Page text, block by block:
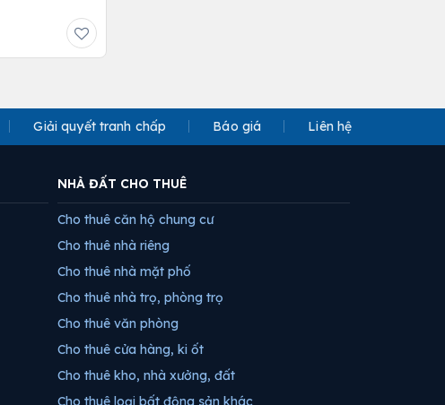
Giải quyết tranh chấp Báo giá Liên hệ
NHÀ ĐẤT CHO THUÊ
Cho thuê căn hộ chung cư
Cho thuê nhà riêng
Cho thuê nhà mặt phố
Cho thuê nhà trọ, phòng trọ
Cho thuê văn phòng
Cho thuê cửa hàng, ki ốt
Cho thuê kho, nhà xưởng, đất
Cho thuê loại bất động sản khác